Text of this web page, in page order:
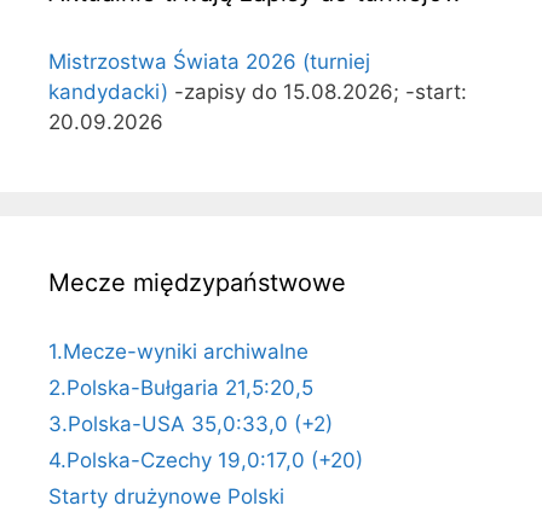
Mistrzostwa Świata 2026 (turniej
kandydacki) -zapisy do 15.08.2026; -start:
20.09.2026
Mecze międzypaństwowe
1.Mecze-wyniki archiwalne
2.Polska-Bułgaria 21,5:20,5
3.Polska-USA 35,0:33,0 (+2)
4.Polska-Czechy 19,0:17,0 (+20)
Starty drużynowe Polski